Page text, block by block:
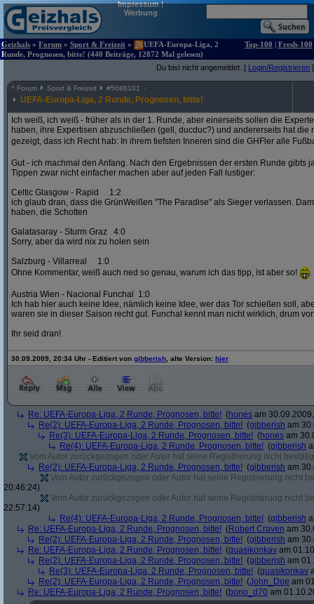
Impressum|
Werbung
Geizhals » Forum » Sport & Freizeit »
UEFA-Europa-Liga, 2
Runde, Prognosen, bitte! (440 Beiträge, 12872 Mal gelesen)
Top-100 | Fresh-100
Du bist nicht angemeldet. [ Login/Registrieren ]
^ Forum Sport & Freizeit #5686101
UEFA-Europa-Liga, 2 Runde, Prognosen, bitte!
Ich weiß, ich weiß - früher als in der 1. Runde, aber einerseits sollen die
haben, ihre Expertisen abzuschließen (gell, ducduc?) und andererseits hat die
gezeigt, dass ich Recht hab: In ihrem tiefsten Inneren sind die GHFler alle
Gut - ich machmal den Anfang. Nach den Ergebnissen der ersten Runde gibts
Tippen zwar nicht einfacher machen aber auf jeden Fall lustiger:
Celtic Glasgow - Rapid 1:2
ich glaub dran, dass die GrünWeißen "The Paradise" als Sieger verlassen.
haben, die Schotten
Galatasaray - Sturm Graz 4:0
Sorry, aber da wird nix zu holen sein
Salzburg - Villarreal 1:0
Ohne Kommentar, weiß auch ned so genau, warum ich das tipp, ist aber so!
Austria Wien - Nacional Funchal 1:0
Ich hab hier auch keine Idee, nämlich keine Idee, wer das Tor schießen soll,
waren sie in dieser Saison recht gut. Funchal kennt man nicht wirklich, drum
Ihr seid dran!
30.09.2009, 20:34 Uhr - Editiert von gibberish , alte Version: hier
Re: UEFA-Europa-Liga, 2 Runde, Prognosen, bitte! (hones am
Re(2): UEFA-Europa-Liga, 2 Runde, Prognosen, bitte! (gibberish am
Re(3): UEFA-Europa-Liga, 2 Runde, Prognosen, bitte! (hones am
Re(4): UEFA-Europa-Liga, 2 Runde, Prognosen, bitte! (gibberish
Vom Autor zurückgezogen oder Autor hat seine Registrierung nicht
Re(2): UEFA-Europa-Liga, 2 Runde, Prognosen, bitte! (gibberish am
Vom Autor zurückgezogen oder Autor hat seine Registrierung nicht
20:46:24)
Vom Autor zurückgezogen oder Autor hat seine Registrierung nicht
22:57:14)
Re(4): UEFA-Europa-Liga, 2 Runde, Prognosen, bitte! (gibberish
Re: UEFA-Europa-Liga, 2 Runde, Prognosen, bitte! (Robert Craven am
Re(2): UEFA-Europa-Liga, 2 Runde, Prognosen, bitte! (gibberish am
Re: UEFA-Europa-Liga, 2 Runde, Prognosen, bitte! (quasikonkav am
Re(2): UEFA-Europa-Liga, 2 Runde, Prognosen, bitte! (gibberish am
Re(3): UEFA-Europa-Liga, 2 Runde, Prognosen, bitte! (quasikonkav
Re(2): UEFA-Europa-Liga, 2 Runde, Prognosen, bitte! (John_Doe am
Re: UEFA-Europa-Liga, 2 Runde, Prognosen, bitte! (bono_d70 am